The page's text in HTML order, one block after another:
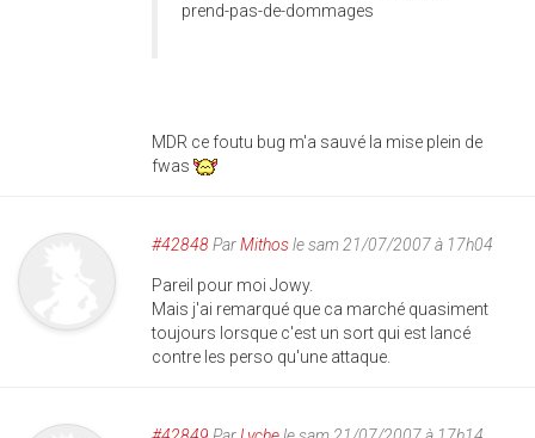
prend-pas-de-dommages
MDR ce foutu bug m'a sauvé la mise plein de
fwas
#42848ParMithosle sam 21/07/2007 à 17h04
Pareil pour moi Jowy.
Mais j'ai remarqué que ca marché quasiment
toujours lorsque c'est un sort qui est lancé
contre les perso qu'une attaque.